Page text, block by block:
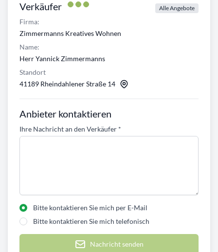
Verkäufer Alle Angebote
Firma:
Zimmermanns Kreatives Wohnen
Name:
Herr Yannick Zimmermanns
Standort
41189 Rheindahlener Straße 14
Anbieter kontaktieren
Ihre Nachricht an den Verkäufer *
Bitte kontaktieren Sie mich per E-Mail
Bitte kontaktieren Sie mich telefonisch
Nachricht senden